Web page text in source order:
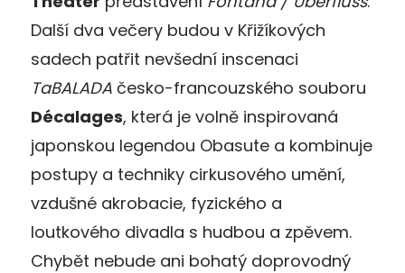
Další dva večery budou v Křižíkových
sadech patřit nevšední inscenaci
TaBALADA česko-francouzského souboru
Décalages, která je volně inspirovaná
japonskou legendou Obasute a kombinuje
postupy a techniky cirkusového umění,
vzdušné akrobacie, fyzického a
loutkového divadla s hudbou a zpěvem.
Chybět nebude ani bohatý doprovodný